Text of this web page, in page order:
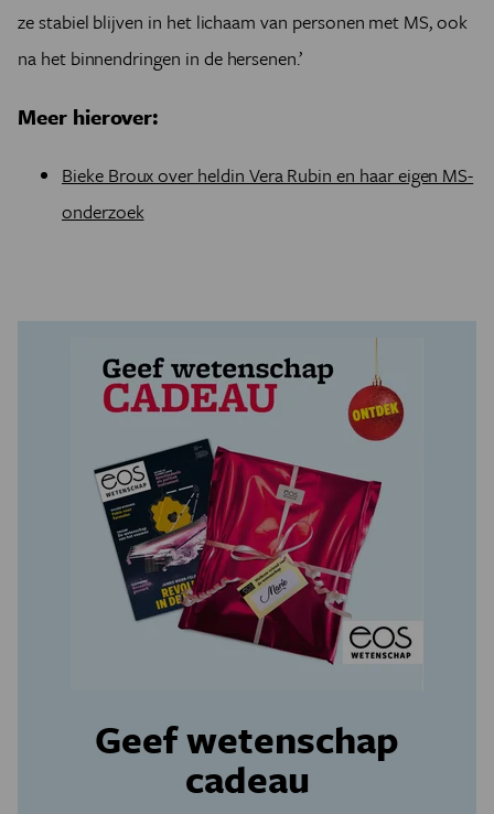
ze stabiel blijven in het lichaam van personen met MS, ook
na het binnendringen in de hersenen.’
Meer hierover:
Bieke Broux over heldin Vera Rubin en haar eigen MS-
onderzoek
Geef wetenschap
cadeau